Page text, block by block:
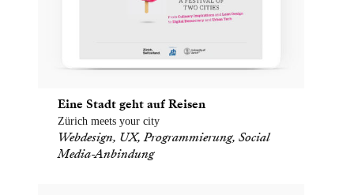
Eine Stadt geht auf Reisen
Zürich meets your city
Webdesign, UX, Programmierung, Social
Media-Anbindung